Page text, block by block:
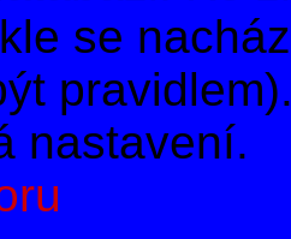
se
nastavení.